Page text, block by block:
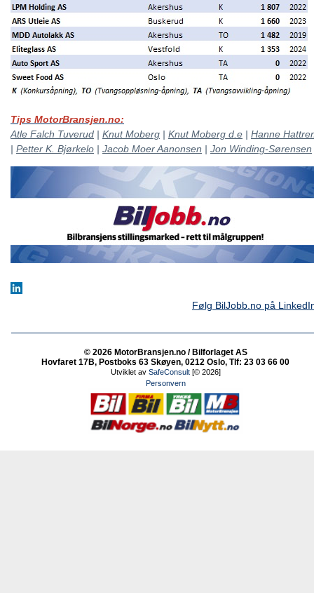
Tips MotorBransjen.no:
Atle Falch Tuverud | Knut Moberg | Knut Moberg d.e | Hanne
| Petter K. Bjørkelo | Jacob Moer Aanonsen | Jon Winding-Sørensen
Følg BilJobb.no på
© 2026 MotorBransjen.no / Bilforlaget AS
Hovfaret 17B, Postboks 63 Skøyen, 0212 Oslo, Tlf: 23 03 66 00
Utviklet av SafeConsult[© 2026]
Personvern